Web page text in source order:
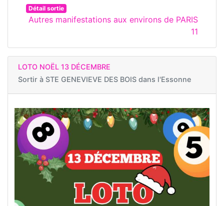
Détail sortie
Autres manifestations aux environs de PARIS
11
LOTO NOËL 13 DÉCEMBRE
Sortir à STE GENEVIEVE DES BOIS dans l'Essonne